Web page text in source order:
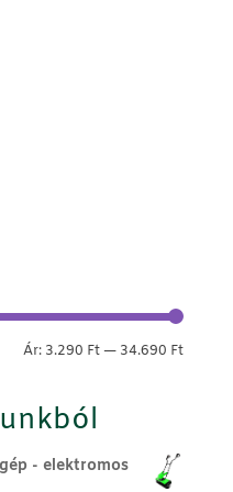
Min
Max
Ár: 3.290 Ft— 34.690 Ft
- elektromos